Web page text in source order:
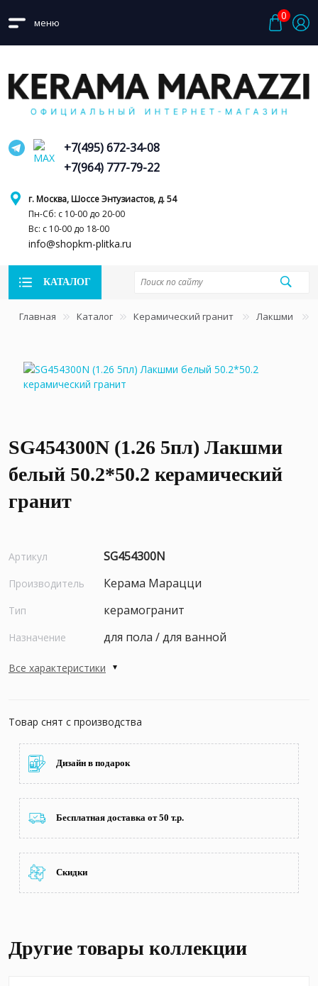
меню
0
г. Москва, Шоссе Энтузиастов, д. 54
Пн-Сб: с 10-00 до 20-00
Вс: с 10-00 до 18-00
info@shopkm-plitka.ru
+7(495) 672-34-08
+7(964) 777-79-22
КАТАЛОГ
Главная Каталог Керамический гранит Лакшми
SG454300N (1.26 5пл) Лакшми
белый 50.2*50.2 керамический
гранит
Артикул SG454300N
Производитель Керама Марацци
Тип керамогранит
Назначение для пола / для ванной
Все характеристики
Товар снят с производства
Дизайн в подарок
Бесплатная доставка от 50 т.р.
Скидки
Другие товары коллекции